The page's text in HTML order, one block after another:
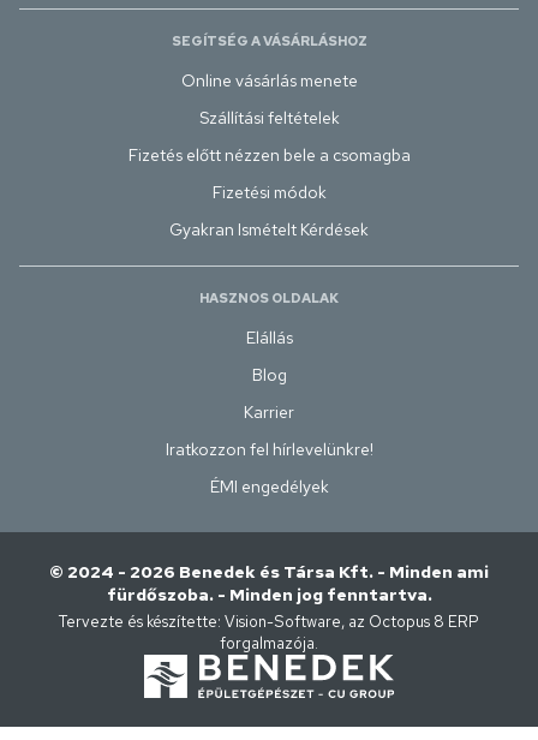
SEGÍTSÉG A VÁSÁRLÁSHOZ
Online vásárlás menete
Szállítási feltételek
Fizetés előtt nézzen bele a csomagba
Fizetési módok
Gyakran Ismételt Kérdések
HASZNOS OLDALAK
Elállás
Blog
Karrier
Iratkozzon fel hírlevelünkre!
ÉMI engedélyek
© 2024 - 2026 Benedek és Társa Kft. - Minden ami
fürdőszoba. - Minden jog fenntartva.
Tervezte és készítette: Vision-Software, az Octopus 8 ERP
forgalmazója.